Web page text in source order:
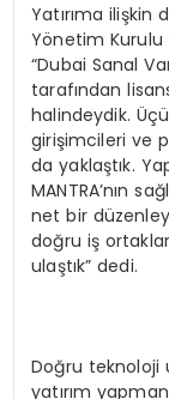
Yatırıma
Yönetim Kurulu
“Dubai Sanal
tarafından
halindeydik.
girişimcileri ve
da yaklaştık.
MANTRA’nın
net bir
doğru iş
ulaştık” dedi.
Doğru teknoloji
yatırım